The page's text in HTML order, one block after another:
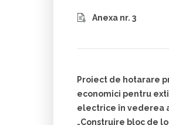
Anexa nr. 3
Proiect de hotarare
economici pentru
electrice în vederea
„Construire bloc de